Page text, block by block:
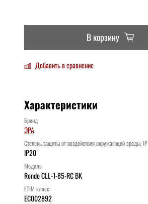
В корзину
Добавить в сравнение
Характеристики
Бренд
ЭРА
Степень защиты от воздействия окружающей среды, IP
IP20
Модель
Rondo CLL-1-85-RC BK
ETIM класс
EC002892